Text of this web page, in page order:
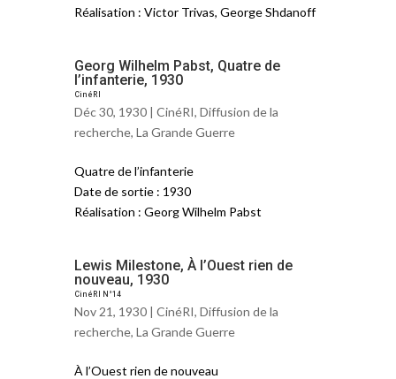
Réalisation : Victor Trivas, George Shdanoff
Georg Wilhelm Pabst, Quatre de
l’infanterie, 1930
CinéRI
Déc 30, 1930 | CinéRI, Diffusion de la
recherche, La Grande Guerre
Quatre de l’infanterie
Date de sortie : 1930
Réalisation : Georg Wilhelm Pabst
Lewis Milestone, À l’Ouest rien de
nouveau, 1930
CinéRI N°14
Nov 21, 1930 | CinéRI, Diffusion de la
recherche, La Grande Guerre
À l’Ouest rien de nouveau